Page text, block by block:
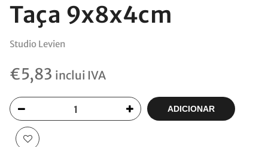
Taça 9x8x4cm
Studio Levien
€5,83 inclui IVA
ADICIONAR